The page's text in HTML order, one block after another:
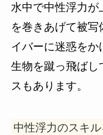
水中で中性浮力が
を巻きあげて被
イバーに迷惑を
生物を蹴っ飛ばし
スもあります。
中性浮力のスキ